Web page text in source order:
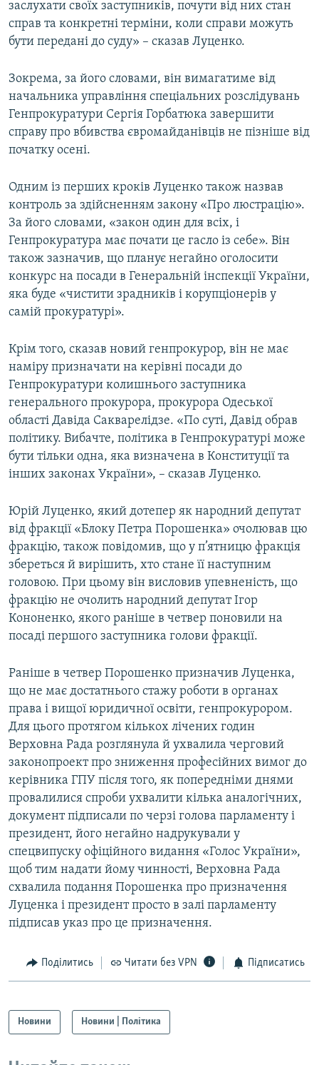
заслухати своїх заступників, почути від них стан
справ та конкретні терміни, коли справи можуть
бути передані до суду» – сказав Луценко.
Зокрема, за його словами, він вимагатиме від
начальника управління спеціальних розслідувань
Генпрокуратури Сергія Горбатюка завершити
справу про вбивства євромайданівців не пізніше від
початку осені.
Одним із перших кроків Луценко також назвав
контроль за здійсненням закону «Про люстрацію».
За його словами, «закон один для всіх, і
Генпрокуратура має почати це гасло із себе». Він
також зазначив, що планує негайно оголосити
конкурс на посади в Генеральній інспекції України,
яка буде «чистити зрадників і корупціонерів у
самій прокуратурі».
Крім того, сказав новий генпрокурор, він не має
наміру призначати на керівні посади до
Генпрокуратури колишнього заступника
генерального прокурора, прокурора Одеської
області Давіда Сакварелідзе. «По суті, Давід обрав
політику. Вибачте, політика в Генпрокуратурі може
бути тільки одна, яка визначена в Конституції та
інших законах України», – сказав Луценко.
Юрій Луценко, який дотепер як народний депутат
від фракції «Блоку Петра Порошенка» очолював цю
фракцію, також повідомив, що у п’ятницю фракція
збереться й вирішить, хто стане її наступним
головою. При цьому він висловив упевненість, що
фракцію не очолить народний депутат Ігор
Кононенко, якого раніше в четвер поновили на
посаді першого заступника голови фракції.
Раніше в четвер Порошенко призначив Луценка,
що не має достатнього стажу роботи в органах
права і вищої юридичної освіти, генпрокурором.
Для цього протягом кількох лічених годин
Верховна Рада розглянула й ухвалила черговий
законопроект про зниження професійних вимог до
керівника ГПУ після того, як попередніми днями
провалилися спроби ухвалити кілька аналогічних,
документ підписали по черзі голова парламенту і
президент, його негайно надрукували у
спецвипуску офіційного видання «Голос України»,
щоб тим надати йому чинності, Верховна Рада
схвалила подання Порошенка про призначення
Луценка і президент просто в залі парламенту
підписав указ про це призначення.
Поділитись Читати без VPN Підписатись
Новини Новини | Політика